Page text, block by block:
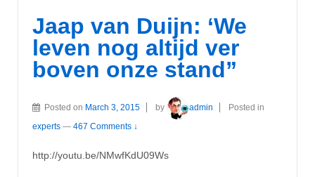
Jaap van Duijn: ‘We
leven nog altijd ver
boven onze stand”
Posted on March 3, 2015 by admin
Posted in
experts — 467 Comments ↓
http://youtu.be/NMwfKdU09Ws